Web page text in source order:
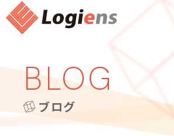
BLOG
ブログ